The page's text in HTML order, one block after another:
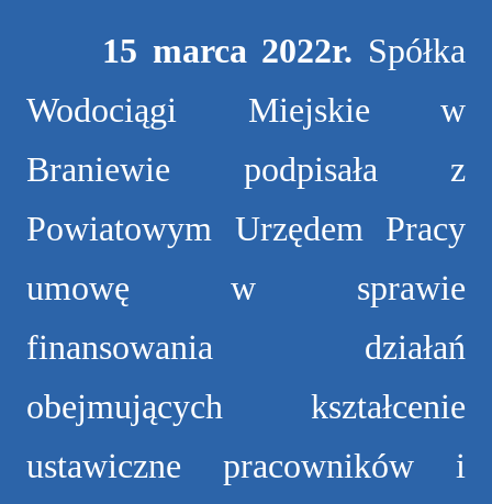
15 marca 2022r. Spółka
Wodociągi Miejskie w
Braniewie podpisała z
Powiatowym Urzędem Pracy
umowę w sprawie
finansowania działań
obejmujących kształcenie
ustawiczne pracowników i